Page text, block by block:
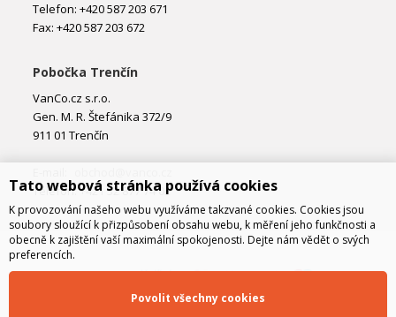
Telefon: +420 587 203 671
Fax: +420 587 203 672
Pobočka Trenčín
VanCo.cz s.r.o.
Gen. M. R. Štefánika 372/9
911 01 Trenčín
Telefon: +421 32 877 74 02
Tato webová stránka používá cookies
K provozování našeho webu využíváme takzvané cookies. Cookies jsou
soubory sloužící k přizpůsobení obsahu webu, k měření jeho funkčnosti a
obecně k zajištění vaší maximální spokojenosti. Dejte nám vědět o svých
preferencích.
Povolit všechny cookies